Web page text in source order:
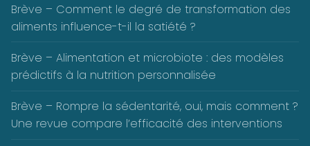
Brève – Comment le degré de transformation des
aliments influence-t-il la satiété ?
Brève – Alimentation et microbiote : des modèles
prédictifs à la nutrition personnalisée
Brève – Rompre la sédentarité, oui, mais comment ?
Une revue compare l’efficacité des interventions